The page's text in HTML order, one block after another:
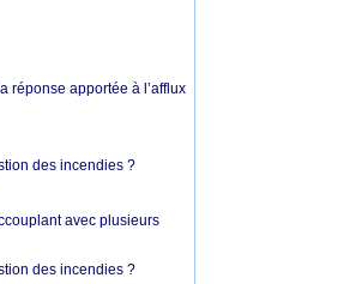
réponse apportée à l’afflux
des incendies ?
avec plusieurs
des incendies ?